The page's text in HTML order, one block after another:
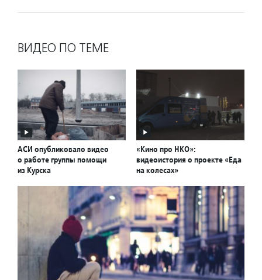
ВИДЕО ПО ТЕМЕ
АСИ опубликовало видео
о работе группы помощи
из Курска
«Кино про НКО»:
видеоистория о проекте «Еда
на колесах»